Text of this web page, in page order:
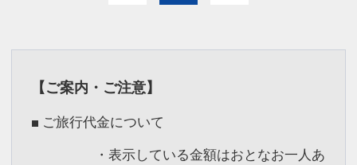
※７歳以上のお子様の混浴はお断りして
◆
フィットネスジム・プールのご利用Ｏ
Ｋ！
【ご案内・ご注意】
■ ご旅行代金について
・表示している金額はおとなお一人あ